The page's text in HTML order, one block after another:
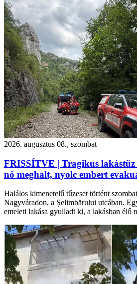
2026. augusztus 08., szombat
FRISSÍTVE | Tragikus
nő meghalt, nyolc embert
Halálos kimenetelű tűzeset történt
Nagyváradon, a Șelimbărului utcában.
emeleti lakása gyulladt ki, a lakásban élő